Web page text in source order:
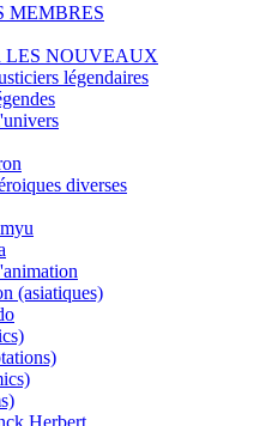
MEMBRES
LES NOUVEAUX
légendaires
diverses
(asiatiques)
Herbert